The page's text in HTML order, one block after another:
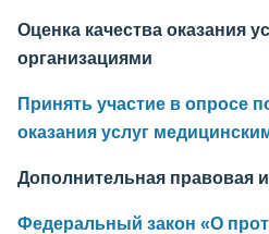
Оценка качества оказания
организациями
Принять участие в опросе
оказания услуг
Дополнительная правовая
Федеральный закон «О